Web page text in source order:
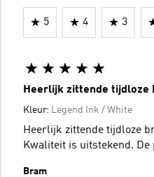
5 4 3
Heerlijk zittende tijdloze
Kleur: Legend Ink / White
Heerlijk zittende tijdloze
Kwaliteit is uitstekend. De
Bram